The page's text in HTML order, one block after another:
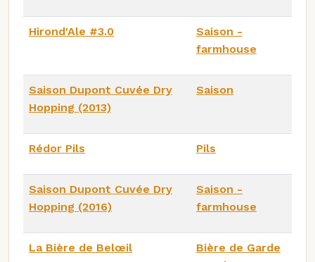
Hirond'Ale #3.0
Saison -
farmhouse
Saison Dupont Cuvée Dry
Hopping (2013)
Saison
Rédor Pils Pils
Saison Dupont Cuvée Dry
Hopping (2016)
Saison -
farmhouse
La Bière de Belœil
Bière de Garde